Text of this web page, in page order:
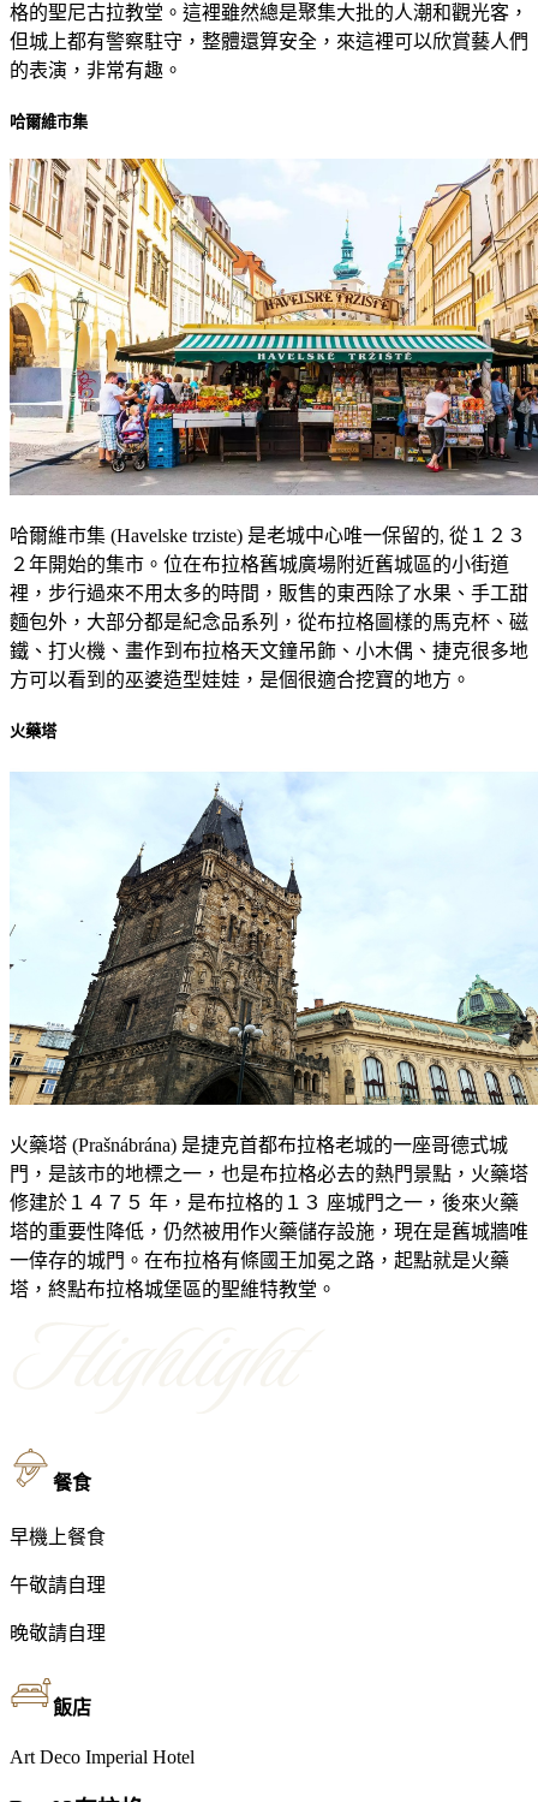
格的聖尼古拉教堂。這裡雖然總是聚集大批的人潮和觀光客，
但城上都有警察駐守，整體還算安全，來這裡可以欣賞藝人們
的表演，非常有趣。
哈爾維市集
哈爾維市集 (Havelske trziste) 是老城中心唯一保留的, 從１２３
２年開始的集市。位在布拉格舊城廣場附近舊城區的小街道
裡，步行過來不用太多的時間，販售的東西除了水果、手工甜
麵包外，大部分都是紀念品系列，從布拉格圖樣的馬克杯、磁
鐵、打火機、畫作到布拉格天文鐘吊飾、小木偶、捷克很多地
方可以看到的巫婆造型娃娃，是個很適合挖寶的地方。
火藥塔
火藥塔 (Prašnábrána) 是捷克首都布拉格老城的一座哥德式城
門，是該市的地標之一，也是布拉格必去的熱門景點，火藥塔
修建於１４７５ 年，是布拉格的１３ 座城門之一，後來火藥
塔的重要性降低，仍然被用作火藥儲存設施，現在是舊城牆唯
一倖存的城門。在布拉格有條國王加冕之路，起點就是火藥
塔，終點布拉格城堡區的聖維特教堂。
餐食
早機上餐食
午敬請自理
晚敬請自理
飯店
Art Deco Imperial Hotel